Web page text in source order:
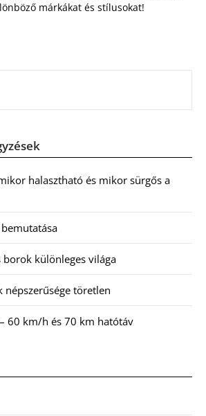
márkákat és stílusokat!
halasztható és mikor sürgős a
különleges világa
népszerűsége töretlen
60 km/h és 70 km hatótáv